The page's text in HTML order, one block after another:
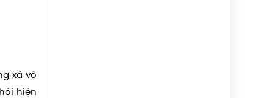
xả vô
hiện